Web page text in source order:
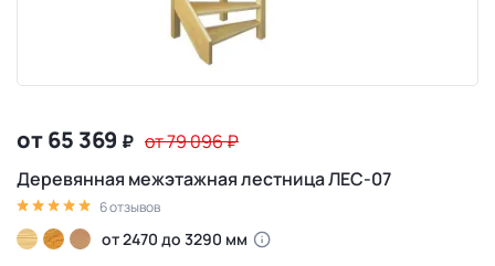
от 65 369 ₽ от 79 096₽
Деревянная межэтажная лестница ЛЕС-07
6 отзывов
от 2470 до 3290 мм